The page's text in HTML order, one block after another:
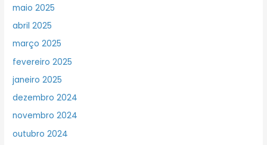
maio 2025
abril 2025
março 2025
fevereiro 2025
janeiro 2025
dezembro 2024
novembro 2024
outubro 2024